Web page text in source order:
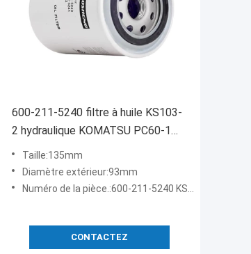
600-211-5240 filtre à huile KS103-
2 hydraulique KOMATSU PC60-1
PC60-2
Taille:135mm
Diamètre extérieur:93mm
Numéro de la pièce.:600-211-5240 KS103-2 P552819 C-1822
CONTACTEZ